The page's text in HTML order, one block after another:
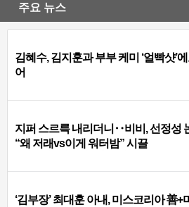
주요 뉴스
김혜수, 김지훈과 부부 케미 ‘얼빡샷’
어
지퍼 스르륵 내리더니‥비비, 선정성
“왜 저래vs이게 워터밤” 시끌
‘김부장’ 최대훈 아내, 미스코리아 善+